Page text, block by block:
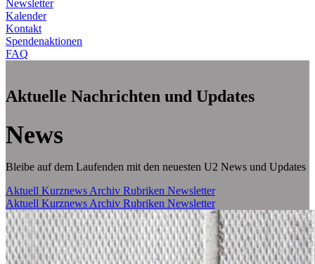
Newsletter
Kalender
Kontakt
Spendenaktionen
FAQ
Aktuelle Nachrichten und Updates
News
Bleibe auf dem Laufenden mit den neuesten U2 News und Updates
Aktuell Kurznews Archiv Rubriken Newsletter
Aktuell Kurznews Archiv Rubriken Newsletter